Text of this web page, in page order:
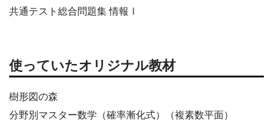
共通テスト総合問題集 情報Ⅰ
使っていたオリジナル教材
樹形図の森
分野別マスター数学（確率漸化式）（複素数平面）